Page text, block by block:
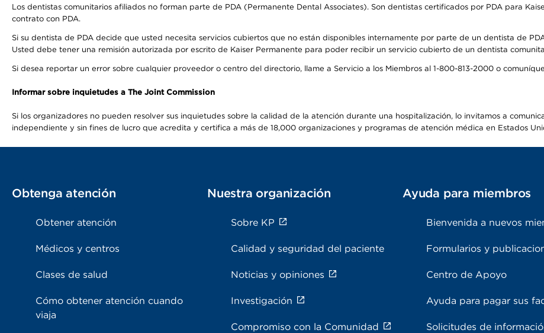
Los dentistas comunitarios afiliados no forman parte de PDA (Permanente Dental Associates). Son dentistas certificados por PDA para
contrato con PDA.
Si su dentista de PDA decide que usted necesita servicios cubiertos que no están disponibles internamente por parte de un dentista de
Usted debe tener una remisión autorizada por escrito de Kaiser Permanente para poder recibir un servicio cubierto de un dentista
Si desea reportar un error sobre cualquier proveedor o centro del directorio, llame a Servicio a los Miembros al 1-800-813-2000 o
Informar sobre inquietudes a The Joint Commission
Si los organizadores no pueden resolver sus inquietudes sobre la calidad de la atención durante una hospitalización, lo invitamos a
independiente y sin fines de lucro que acredita y certifica a más de 18,000 organizaciones y programas de atención médica en Estados
Obtenga atención
Obtener atención
Médicos y centros
Clases de salud
Cómo obtener atención cuando
viaja
Nuestra organización
Sobre KP
Calidad y seguridad del paciente
Noticias y opiniones
Investigación
Compromiso con la Comunidad
Ayuda para miembros
Bienvenida a nuevos
Formularios y
Centro de Apoyo
Ayuda para pagar sus
Solicitudes de